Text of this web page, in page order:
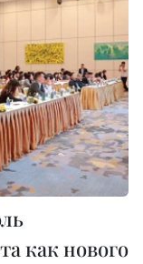
как нового